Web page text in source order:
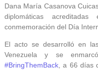
Dana María Casanova
diplomáticas
conmemoración del Día
El acto se desarrolló en
Venezuela y se
#BringThemBack , a 66 días